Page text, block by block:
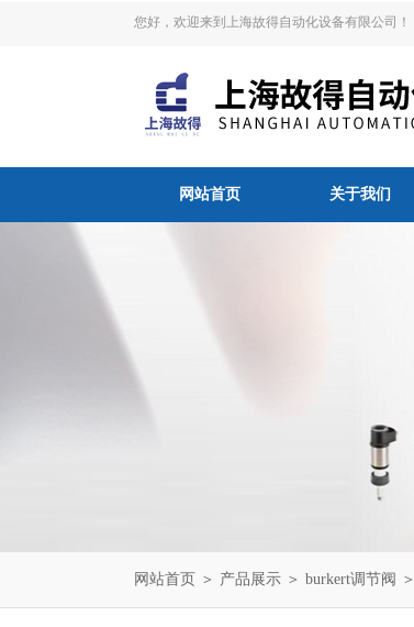
您好，欢迎来到上海故得自动化设备有限公司！
网站首页 关于我们
网站首页 ＞ 产品展示 ＞ burkert调节阀 ＞